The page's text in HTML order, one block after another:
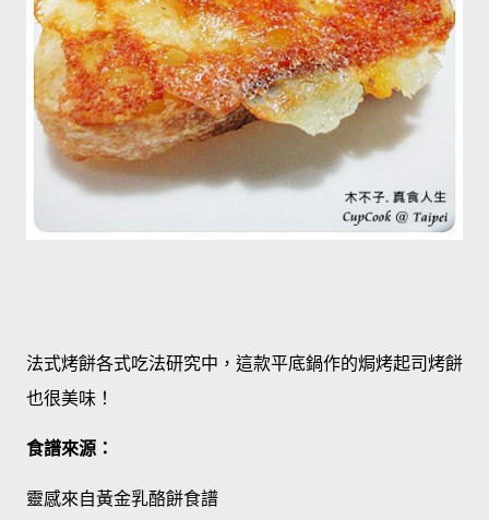
法式烤餅各式吃法研究中，這款平底鍋作的焗烤起司烤餅
也很美味！
食譜來源：
靈感來自黃金乳酪餅食譜